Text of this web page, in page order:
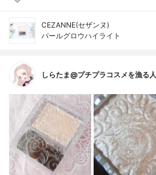
CEZANNE(セザンヌ)
パールグロウハイライト
しらたま@プチプラコスメを漁る人